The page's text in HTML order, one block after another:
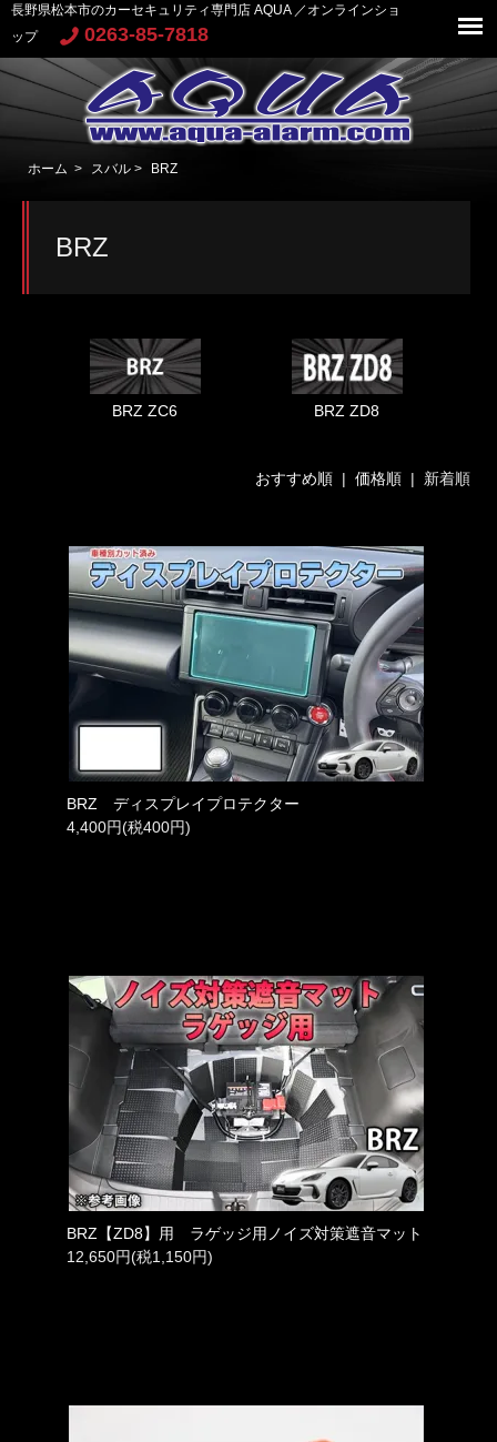
長野県松本市のカーセキュリティ専門店 AQUA ／オンラインショ
ップ
0263-85-7818
ホーム > スバル > BRZ
BRZ
BRZ ZC6 BRZ ZD8
おすすめ順| 価格順| 新着順
BRZ ディスプレイプロテクター
4,400円(税400円)
BRZ【ZD8】用 ラゲッジ用ノイズ対策遮音マット
12,650円(税1,150円)